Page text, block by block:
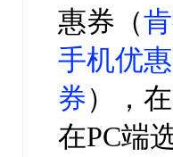
惠券（
手机优
券），
在PC端